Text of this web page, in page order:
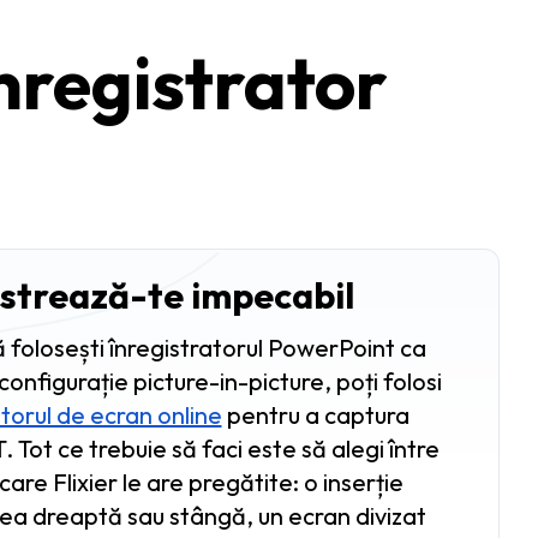
te impecabil
folosești înregistratorul PowerPoint ca
picture-in-picture, poți folosi
de ecran online pentru a captura
Tot ce trebuie să faci este să alegi între
Flixier le are pregătite: o inserție
dreaptă sau stângă, un ecran divizat